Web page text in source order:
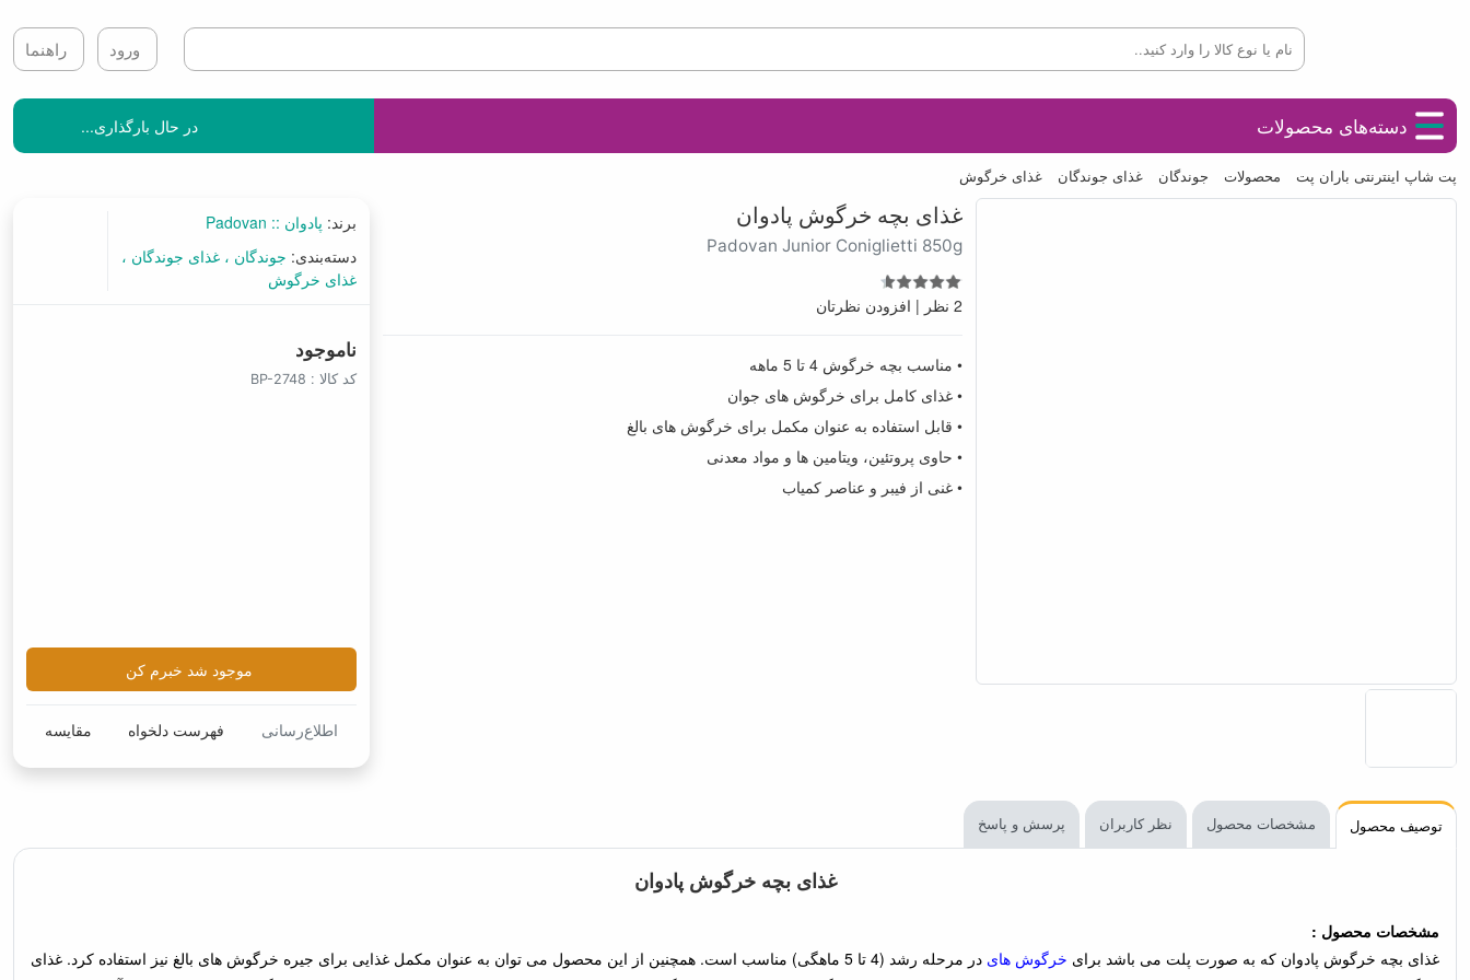
ورود راهنما
دسته‌های محصولات در حال بارگذاری...
پت شاپ اینترنتی باران پت محصولات جوندگان غذای جوندگان غذای خرگوش
غذای بچه خرگوش پادوان
Padovan Junior Coniglietti 850g
2 نظر | افزودن نظرتان
• مناسب بچه خرگوش 4 تا 5 ماهه
• غذای کامل برای خرگوش های جوان
• قابل استفاده به عنوان مکمل برای خرگوش های بالغ
• حاوی پروتئین، ویتامین ها و مواد معدنی
• غنی از فیبر و عناصر کمیاب
برند: پادوان :: Padovan
دسته‌بندی: جوندگان
غذای جوندگان
غذای خرگوش
ناموجود
کد کالا : BP-2748
موجود شد خبرم کن
اطلاع‌رسانی فهرست دلخواه مقایسه
توصیف محصول مشخصات محصول نظر کاربران پرسش و پاسخ
غذای بچه خرگوش پادوان
مشخصات محصول :
غذای بچه خرگوش پادوان که به صورت پلت می باشد برای خرگوش های
در مرحله رشد (4 تا 5 ماهگی) مناسب است. همچنین از این محصول می توان به عنوان مکمل غذایی برای جیره خرگوش های بالغ نیز استفاده کرد. غذای